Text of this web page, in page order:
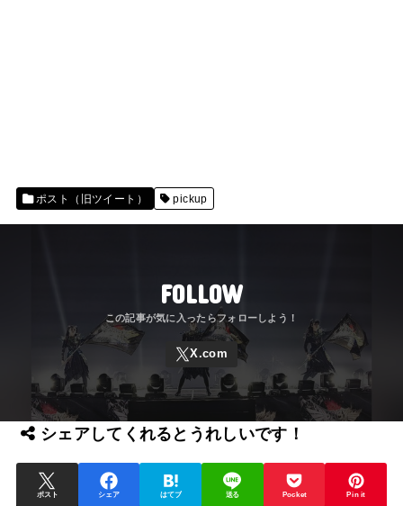
ポスト（旧ツイート） pickup
FOLLOW
シェアしてくれるとうれしいです！
ポスト シェア はてブ 送る Pocket Pin it